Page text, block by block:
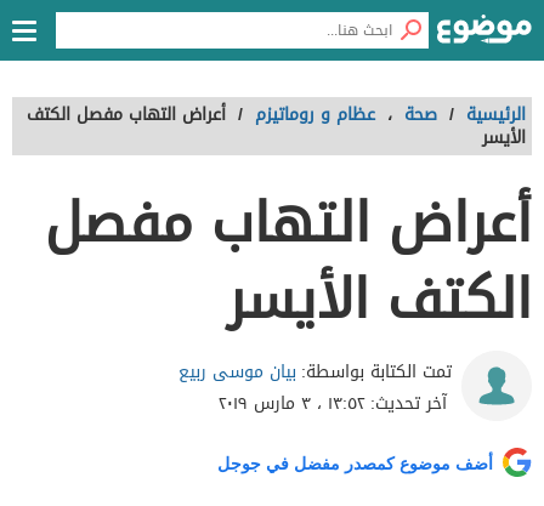
الرئيسية / صحة ، عظام و روماتيزم / أعراض التهاب مفصل الكتف
الأيسر
أعراض التهاب مفصل
الكتف الأيسر
تمت الكتابة بواسطة: بيان موسى ربيع
آخر تحديث:١٣:٥٢ ، ٣ مارس ٢٠١٩
أضف موضوع كمصدر مفضل في جوجل